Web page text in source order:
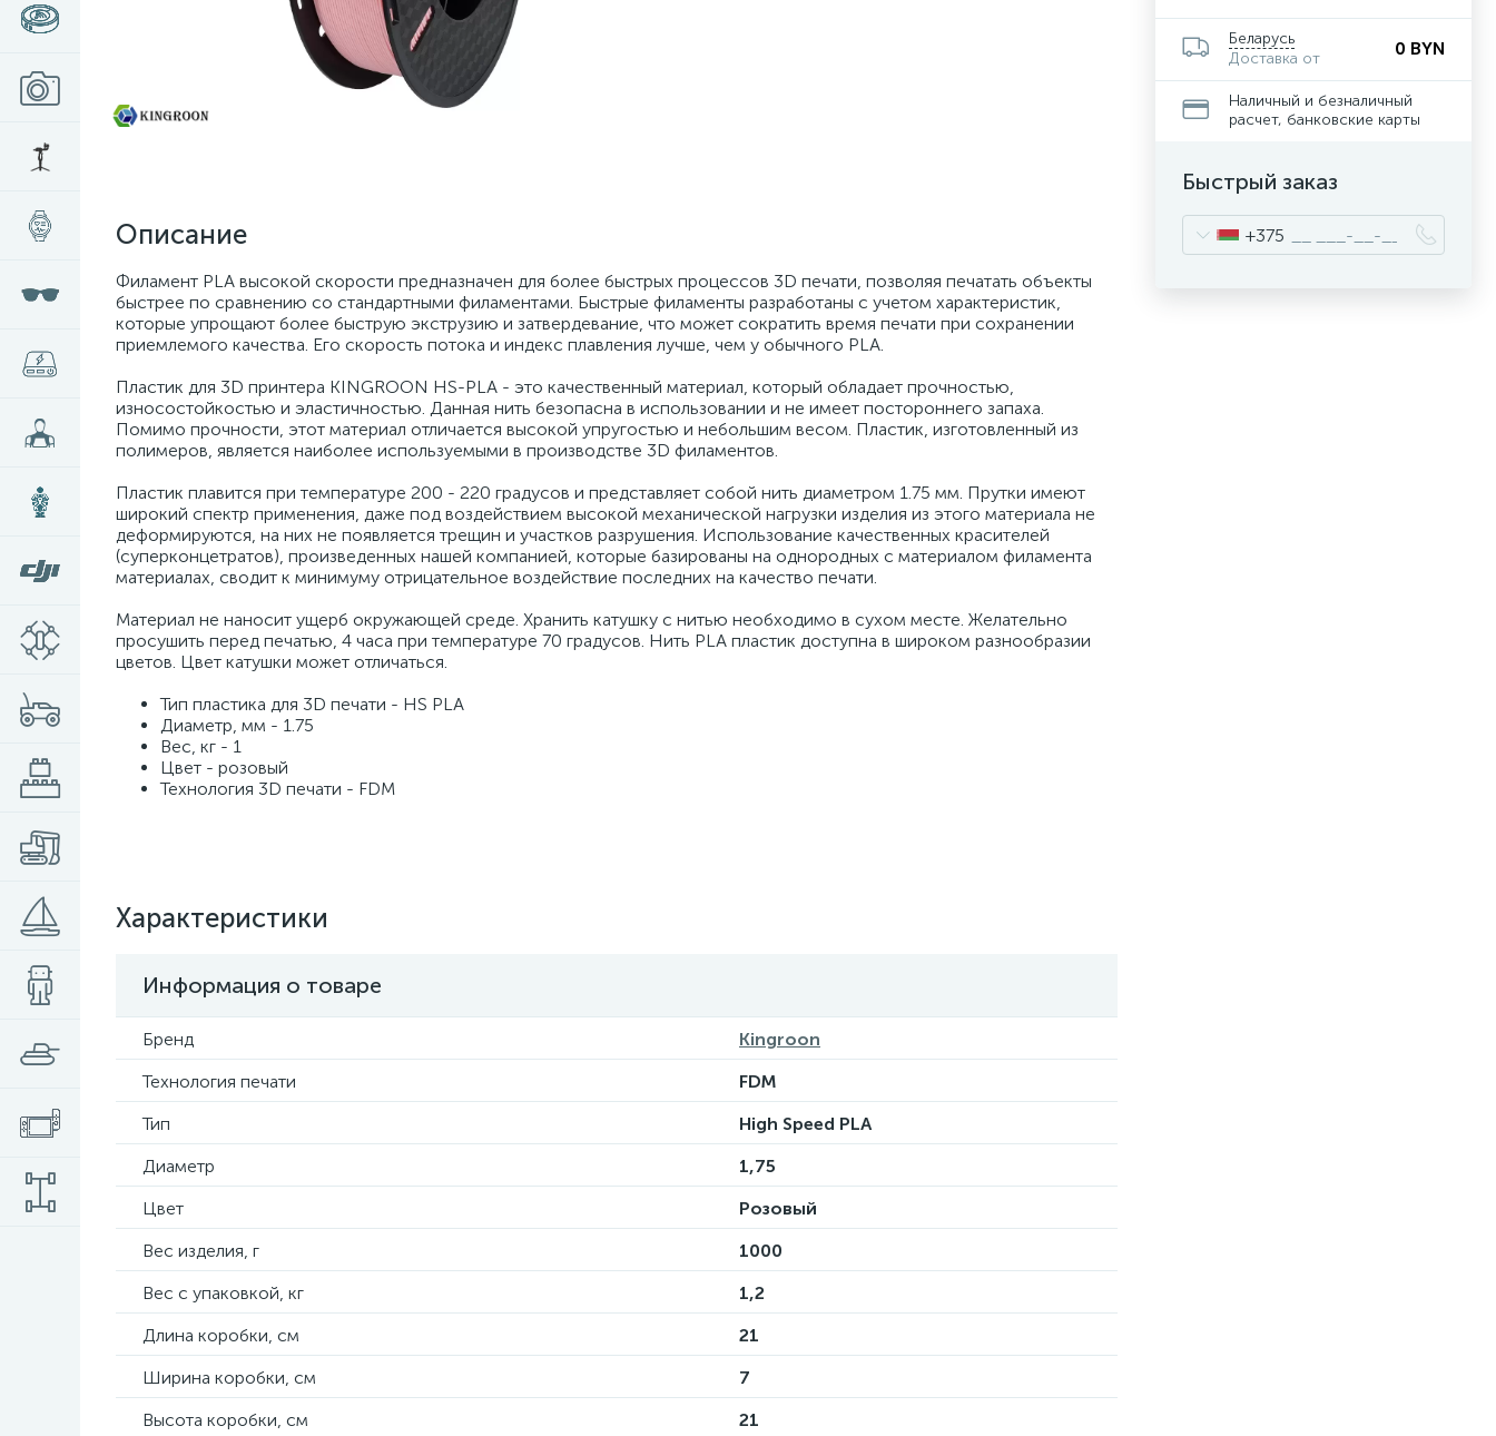
Описание
Филамент PLA высокой скорости предназначен для более быстрых процессов 3D печати, позволяя печатать объекты
быстрее по сравнению со стандартными филаментами. Быстрые филаменты разработаны с учетом характеристик,
которые упрощают более быструю экструзию и затвердевание, что может сократить время печати при сохранении
приемлемого качества. Его скорость потока и индекс плавления лучше, чем у обычного PLA.
Пластик для 3D принтера KINGROON HS-PLA - это качественный материал, который обладает прочностью,
износостойкостью и эластичностью. Данная нить безопасна в использовании и не имеет постороннего запаха.
Помимо прочности, этот материал отличается высокой упругостью и небольшим весом. Пластик, изготовленный из
полимеров, является наиболее используемыми в производстве 3D филаментов.
Пластик плавится при температуре 200 - 220 градусов и представляет собой нить диаметром 1.75 мм. Прутки имеют
широкий спектр применения, даже под воздействием высокой механической нагрузки изделия из этого материала не
деформируются, на них не появляется трещин и участков разрушения. Использование качественных красителей
(суперконцетратов), произведенных нашей компанией, которые базированы на однородных с материалом филамента
материалах, сводит к минимуму отрицательное воздействие последних на качество печати.
Материал не наносит ущерб окружающей среде. Хранить катушку с нитью необходимо в сухом месте. Желательно
просушить перед печатью, 4 часа при температуре 70 градусов. Нить PLA пластик доступна в широком разнообразии
цветов. Цвет катушки может отличаться.
Тип пластика для 3D печати - HS PLA
Диаметр, мм - 1.75
Вес, кг - 1
Цвет - розовый
Технология 3D печати - FDM
Характеристики
Информация о товаре
Бренд
Kingroon
Технология печати
FDM
Тип
High Speed PLA
Диаметр
1,75
Цвет
Розовый
Вес изделия, г
1000
Вес с упаковкой, кг
1,2
Длина коробки, см
21
Ширина коробки, см
7
Высота коробки, см
21
Беларусь
Доставка от
0 BYN
Наличный и безналичный
расчет, банковские карты
Быстрый заказ
+375